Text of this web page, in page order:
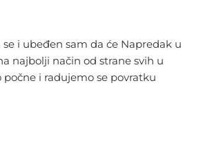
i ubeđen sam da će Napredak u
najbolji način od strane svih u
i radujemo se povratku